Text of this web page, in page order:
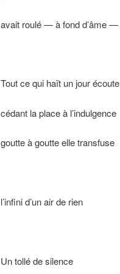
avait roulé — à fond d’âme —
Tout ce qui haït un jour écoute
cédant la place à l’indulgence
goutte à goutte elle transfuse
l’infini d’un air de rien
Un tollé de silence